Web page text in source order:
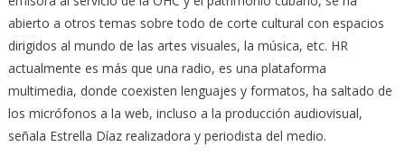
abierto a otros temas sobre todo de corte cultural con espacios
dirigidos al mundo de las artes visuales, la música, etc. HR
actualmente es más que una radio, es una plataforma
multimedia, donde coexisten lenguajes y formatos, ha saltado de
los micrófonos a la web, incluso a la producción audiovisual,
señala Estrella Díaz realizadora y periodista del medio.